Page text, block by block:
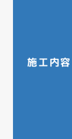
施工内容